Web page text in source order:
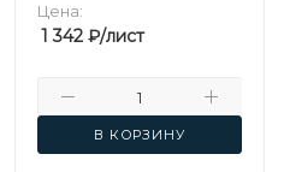
Цена:
1 342₽/лист
В КОРЗИНУ